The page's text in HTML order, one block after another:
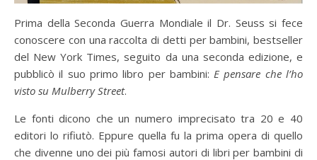
Prima della Seconda Guerra Mondiale il Dr. Seuss si fece
conoscere con una raccolta di detti per bambini, bestseller
del New York Times, seguito da una seconda edizione, e
pubblicò il suo primo libro per bambini: E pensare che l’ho
visto su Mulberry Street.
Le fonti dicono che un numero imprecisato tra 20 e 40
editori lo rifiutò. Eppure quella fu la prima opera di quello
che divenne uno dei più famosi autori di libri per bambini di